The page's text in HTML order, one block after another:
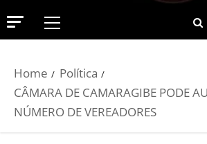
Home
Política
CÂMARA DE CAMARAGIBE PODE
NÚMERO DE VEREADORES